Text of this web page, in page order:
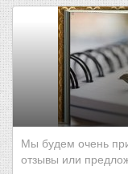
Мы будем очень
отзывы или